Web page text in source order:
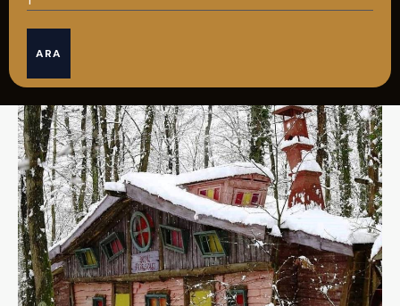
ARA
08502421818
REZERVASYON